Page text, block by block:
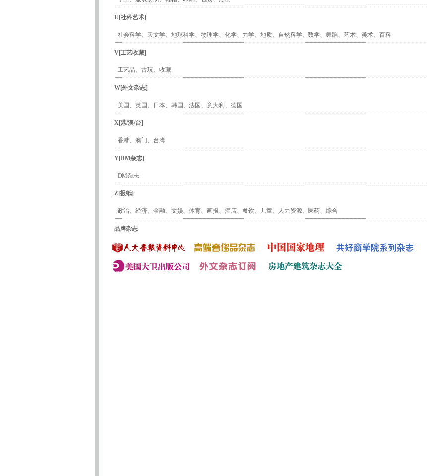
U[社科艺术]
社会科学、 天文学、 地球科学、 物理学、 化学、 力学、 地质、 自然科学、 数学、 舞蹈、 艺术、 美术、 百科
V[工艺收藏]
工艺品、 古玩、 收藏
W[外文杂志]
美国 、 英国 、 日本、 韩国 、 法国 、 意大利 、 德国
X[港/澳/台]
香港、 澳门 、 台湾
Y[DM杂志]
DM杂志
Z[报纸]
政治、 经济、 金融、 文娱、 体育、 画报、 酒店、 餐饮、 儿童、 人力资源、 医药、 综合
品牌杂志